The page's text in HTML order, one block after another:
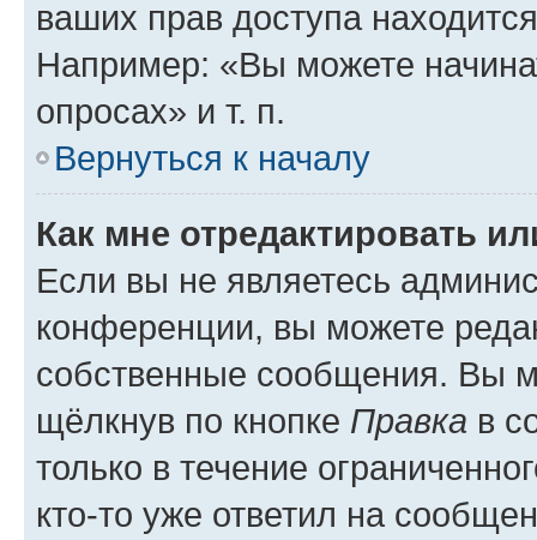
ваших прав доступа
Например: «Вы можете
опросах» и т. п.
Вернуться к началу
Как мне отредактировать
Если вы не являетесь
конференции, вы можете
собственные сообщения. Вы
щёлкнув по кнопке Правка в
только в течение
кто-то уже ответил на